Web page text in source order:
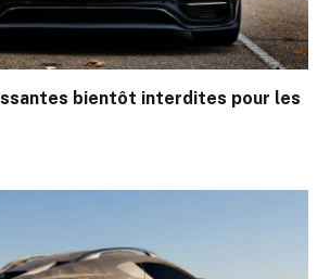
bientôt interdites pour les